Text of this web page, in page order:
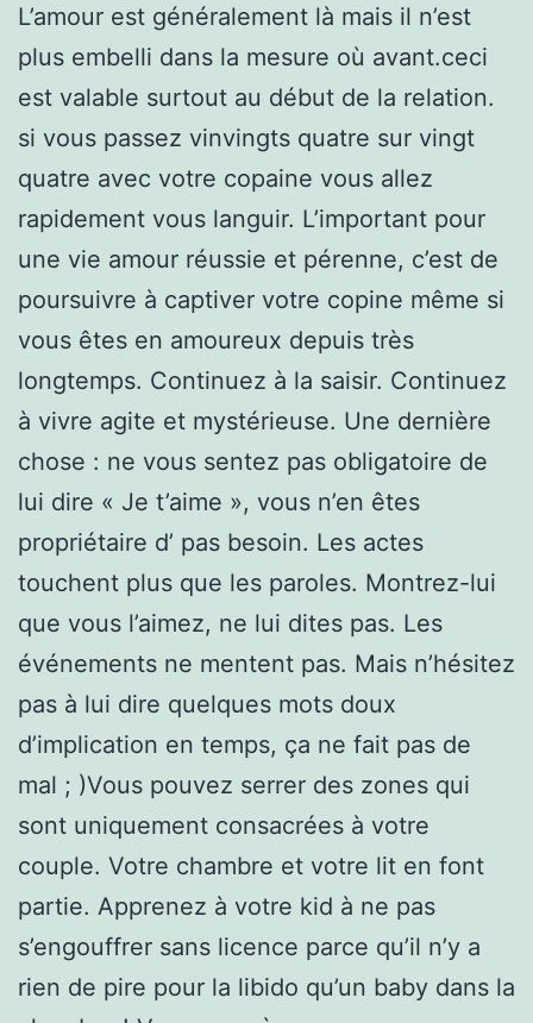
L’amour est généralement là mais il n’est
plus embelli dans la mesure où avant.ceci
est valable surtout au début de la relation.
si vous passez vinvingts quatre sur vingt
quatre avec votre copaine vous allez
rapidement vous languir. L’important pour
une vie amour réussie et pérenne, c’est de
poursuivre à captiver votre copine même si
vous êtes en amoureux depuis très
longtemps. Continuez à la saisir. Continuez
à vivre agite et mystérieuse. Une dernière
chose : ne vous sentez pas obligatoire de
lui dire « Je t’aime », vous n’en êtes
propriétaire d’ pas besoin. Les actes
touchent plus que les paroles. Montrez-lui
que vous l’aimez, ne lui dites pas. Les
événements ne mentent pas. Mais n’hésitez
pas à lui dire quelques mots doux
d’implication en temps, ça ne fait pas de
mal ; )Vous pouvez serrer des zones qui
sont uniquement consacrées à votre
couple. Votre chambre et votre lit en font
partie. Apprenez à votre kid à ne pas
s’engouffrer sans licence parce qu’il n’y a
rien de pire pour la libido qu’un baby dans la